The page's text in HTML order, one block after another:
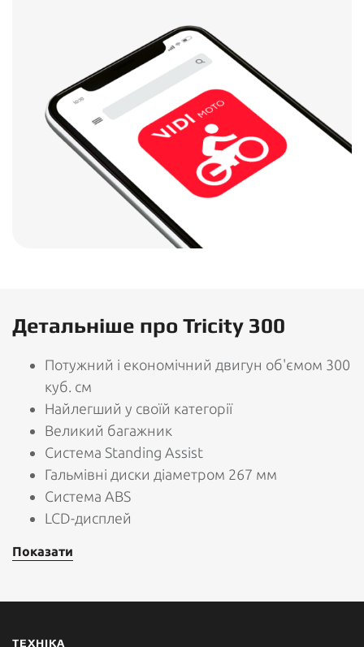
Детальніше про Tricity 300
Потужний і економічний двигун об'ємом 300
куб. см
Найлегший у своїй категорії
Великий багажник
Система Standing Assist
Гальмівні диски діаметром 267 мм
Система ABS
LCD-дисплей
Показати
ТЕХНІКА